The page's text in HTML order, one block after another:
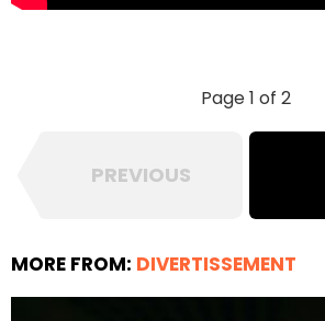
Page 1 of 2
PREVIOUS
MORE FROM: DIVERTISSEMENT